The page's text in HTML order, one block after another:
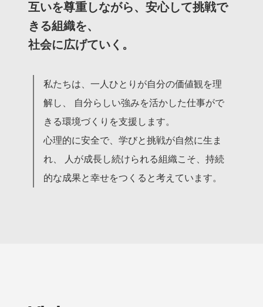
互いを尊重しながら、安心して挑戦で
きる組織を、
社会に広げていく。
私たちは、一人ひとりが自分の価値観を理
解し、 自分らしい強みを活かした仕事がで
きる環境づくりを支援します。
心理的に安全で、学びと挑戦が自然に生ま
れ、 人が成長し続けられる組織こそ、持続
的な成果と幸せをつくると考えています。